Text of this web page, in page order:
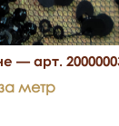
— арт.
метр